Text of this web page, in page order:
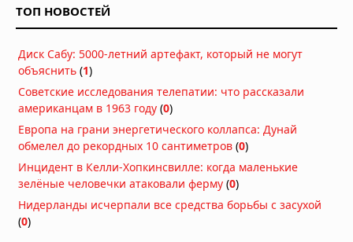
близнецов указывают на внеземное
Вчера в 07:30
Басаджаун: повелитель лесов,
научивший басков земледелию и
металлургии
Легенда хопи о людях-муравьях,
переживших апокалипсис
ТОП НОВОСТЕЙ
Диск Сабу: 5000-летний артефакт, который не могут
объяснить (1)
Советские исследования телепатии: что рассказали
американцам в 1963 году (0)
Европа на грани энергетического коллапса: Дунай
обмелел до рекордных 10 сантиметров (0)
Инцидент в Келли-Хопкинсвилле: когда маленькие
зелёные человечки атаковали ферму (0)
Нидерланды исчерпали все средства борьбы с засухой
(0)